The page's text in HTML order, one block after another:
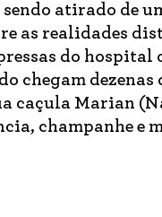
atirado de
as realidades
do hospital
chegam dezenas
caçula Marian
champanhe e